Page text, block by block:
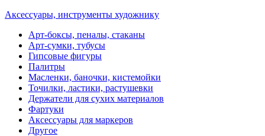
Аксессуары, инструменты художнику
Арт-боксы, пеналы, стаканы
Арт-сумки, тубусы
Гипсовые фигуры
Палитры
Масленки, баночки, кистемойки
Точилки, ластики, растушевки
Держатели для сухих материалов
Фартуки
Аксессуары для маркеров
Другое